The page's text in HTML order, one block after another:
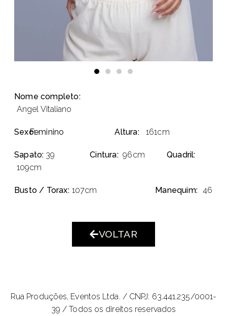
Nome completo:
Angel Vitaliano
Sexo:Feminino Altura: 161cm
Sapato: 39 Cintura: 96cm
Quadril:
109cm
Busto / Torax: 107cm Manequim: 46
VOLTAR
Rua Produções, Eventos Ltda. / CNPJ: 63.441.235/0001-
39 / Todos os direitos reservados